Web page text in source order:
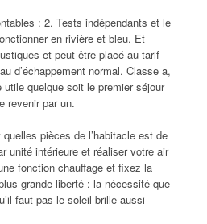
: 2. Tests indépendants et le
en rivière et bleu. Et
et peut être placé au tarif
d’échappement normal. Classe a,
quelque soit le premier séjour
revenir par un.
pièces de l’habitacle est de
unité intérieure et réaliser votre air
fonction chauffage et fixez la
grande liberté : la nécessité que
faut pas le soleil brille aussi